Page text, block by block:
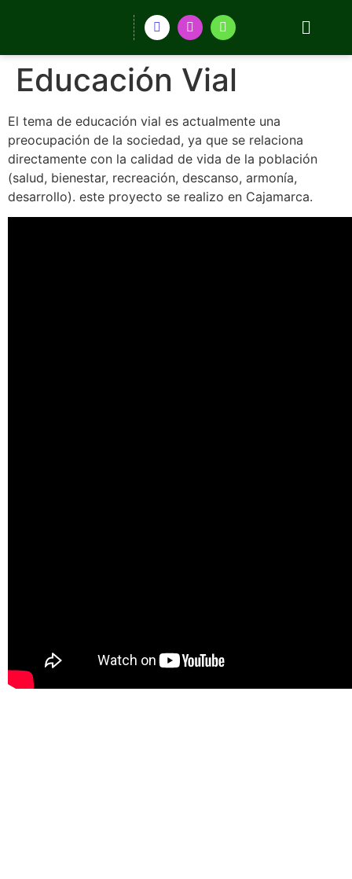
Educación Vial
El tema de educación vial es actualmente una
preocupación de la sociedad, ya que se relaciona
directamente con la calidad de vida de la población
(salud, bienestar, recreación, descanso, armonía,
desarrollo). este proyecto se realizo en Cajamarca.